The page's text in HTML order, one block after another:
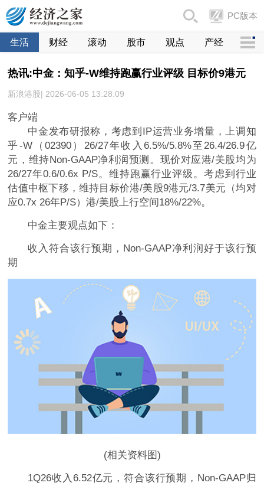
PC版本
生活 财经 滚动 股市 观点 产经
热讯:中金：知乎-W维持跑赢行业评级 目标价9港元
新浪港股| 2026-06-05 13:28:09
客户端
中金发布研报称，考虑到IP运营业务增量，上调知
乎-W（02390）26/27年收入6.5%/5.8%至26.4/26.9亿
元，维持Non-GAAP净利润预测。现价对应港/美股均为
26/27年0.6/0.6x P/S。维持跑赢行业评级。考虑到行业
估值中枢下移，维持目标价港/美股9港元/3.7美元（均对
应0.7x 26年P/S）港/美股上行空间18%/22%。
中金主要观点如下：
收入符合该行预期，Non-GAAP净利润好于该行预
期
(相关资料图)
1Q26收入6.52亿元，符合该行预期，Non-GAAP归